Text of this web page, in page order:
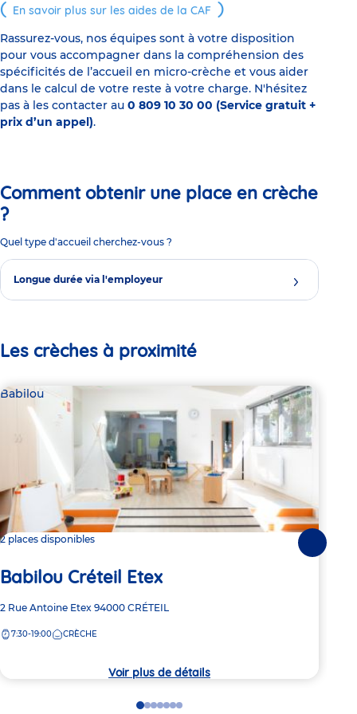
En savoir plus sur les aides de la CAF
Rassurez-vous, nos équipes sont à votre disposition
pour vous accompagner dans la compréhension des
spécificités de l’accueil en micro-crèche et vous aider
dans le calcul de votre reste à votre charge. N'hésitez
pas à les contacter au 0 809 10 30 00 (Service gratuit +
prix d’un appel).
Comment obtenir une place en crèche
?
Quel type d'accueil cherchez-vous ?
Longue durée via l'employeur
Les crèches à proximité
Babilou
2 places disponibles
Babilou Créteil Etex
Adresse
la
2 Rue Antoine Etex 94000 CRÉTEIL
7:30-19:00 CRÈCHE
Voir plus de détails
GoGoGoGoGo
GoGo